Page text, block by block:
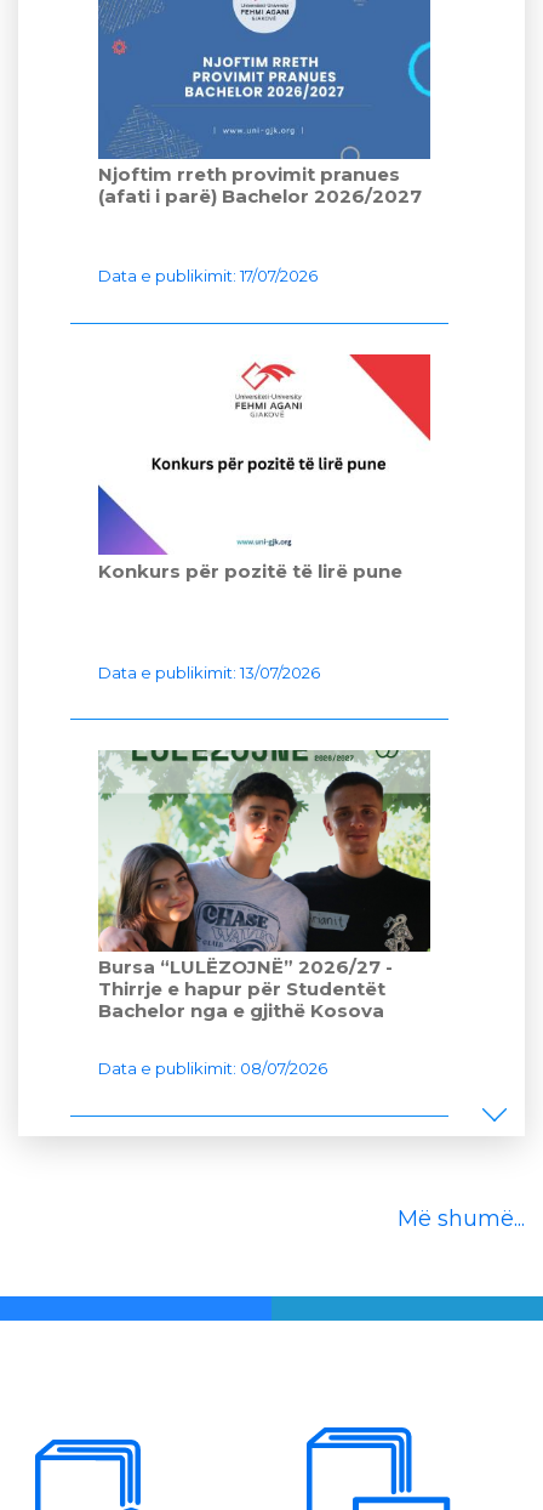
Njoftim rreth provimit pranues
(afati i parë) Bachelor 2026/2027
Data e publikimit: 17/07/2026
Konkurs për pozitë të lirë pune
Data e publikimit: 13/07/2026
Bursa “LULËZOJNË” 2026/27 -
Thirrje e hapur për Studentët
Bachelor nga e gjithë Kosova
Data e publikimit: 08/07/2026
Data e publikimit: 01/07/2026
Më shumë...